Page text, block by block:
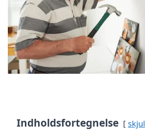
Indholdsfortegnelse skjul